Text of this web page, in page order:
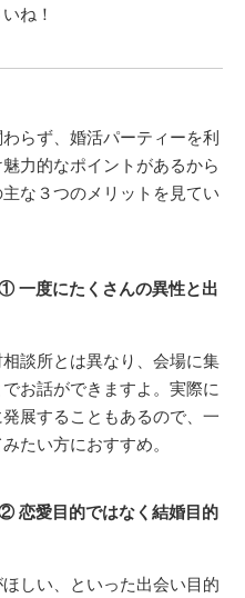
ね！
らず、婚活パーティーを利
力的なポイントがあるから
な３つのメリットを見てい
一度にたくさんの異性と出
談所とは異なり、会場に集
お話ができますよ。実際に
展することもあるので、一
たい方におすすめ。
恋愛目的ではなく結婚目的
しい、といった出会い目的